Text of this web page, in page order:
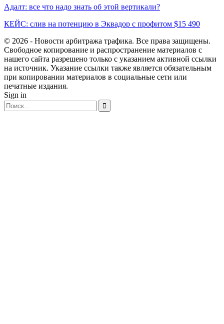
Адалт: все что надо знать об этой вертикали?
КЕЙС: слив на потенцию в Эквадор с профитом $15 490
© 2026 - Новости арбитража трафика. Все права защищены.
Свободное копирование и распространение материалов с
нашего сайта разрешено только с указанием активной ссылки
на источник. Указание ссылки также является обязательным
при копировании материалов в социальные сети или
печатные издания.
Sign in